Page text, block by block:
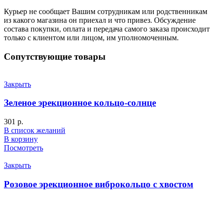
Курьер не сообщает Вашим сотрудникам или родственникам
из какого магазина он приехал и что привез. Обсуждение
состава покупки, оплата и передача самого заказа происходит
только с клиентом или лицом, им уполномоченным.
Сопутствующие товары
Закрыть
Зеленое эрекционное кольцо-солнце
301 р.
В список желаний
В корзину
Посмотреть
Закрыть
Розовое эрекционное виброкольцо с хвостом